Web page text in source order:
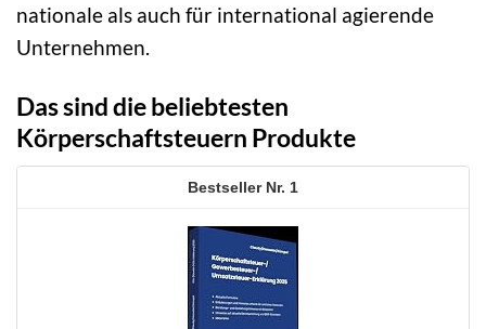
nationale als auch für international agierende
Unternehmen.
Das sind die beliebtesten
Körperschaftsteuern Produkte
1